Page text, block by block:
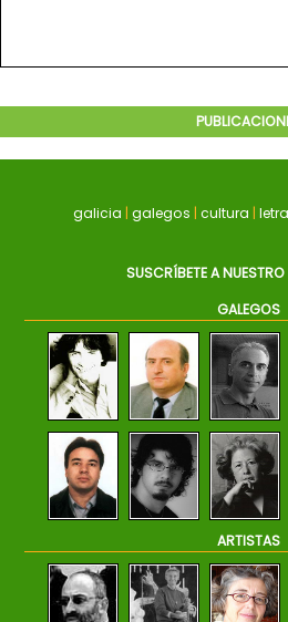
galicia | galegos | cultura |
SUSCRÍBETE A NUESTRO
GALEGOS
ARTISTAS